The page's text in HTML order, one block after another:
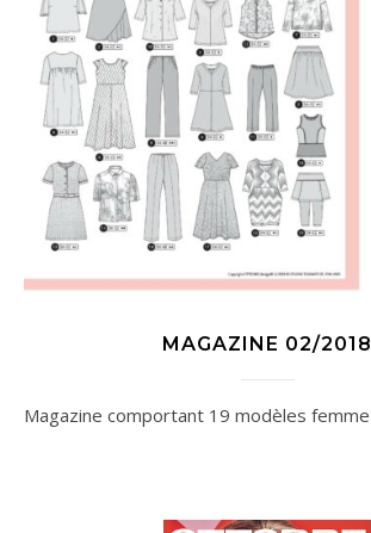
MAGAZINE 02/2018
Magazine comportant 19 modèles femme